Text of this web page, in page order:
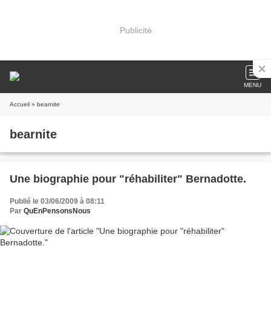
Publicité
MENU
Accueil » bearnite
bearnite
Une biographie pour "réhabiliter" Bernadotte.
Publié le 03/06/2009 à 08:11
Par QuEnPensonsNous